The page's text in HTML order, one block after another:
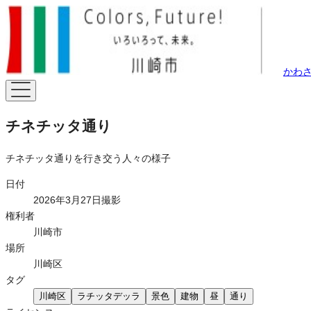
かわ
チネチッタ通り
チネチッタ通りを行き交う人々の様子
日付
2026年3月27日撮影
権利者
川崎市
場所
川崎区
タグ
川崎区 ラチッタデッラ 景色 建物 昼 通り